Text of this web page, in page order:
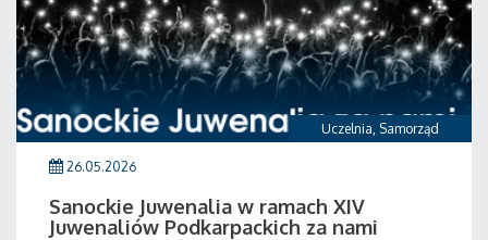
Uczelnia, Samorząd
26.05.2026
Sanockie Juwenalia w ramach XIV
Juwenaliów Podkarpackich za nami